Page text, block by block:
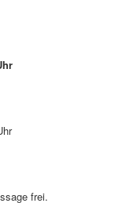
frei.